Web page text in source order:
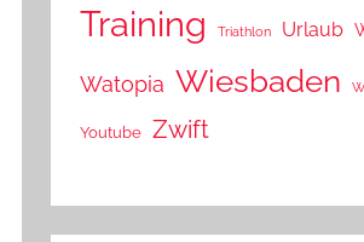
Training Triathlon Urlaub
Watopia Wiesbaden
Youtube Zwift